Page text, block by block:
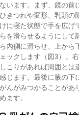
います。まず、鏡の前
きつれや変形、乳頭の
に寝た状態で手を広げ
を滑らせるようにして
内側に滑らせ、上から
ックします（図3）。
こりがあれば周囲とは
じます。最後に腋の下
んがみつかることがあ
ます。